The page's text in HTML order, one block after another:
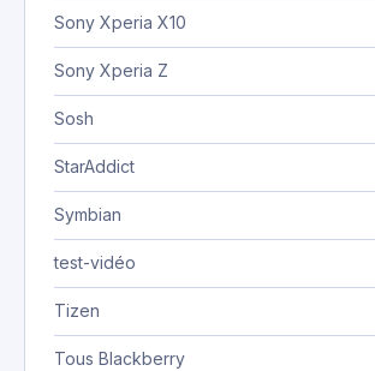
Sony Xperia X10
Sony Xperia Z
Sosh
StarAddict
Symbian
test-vidéo
Tizen
Tous Blackberry